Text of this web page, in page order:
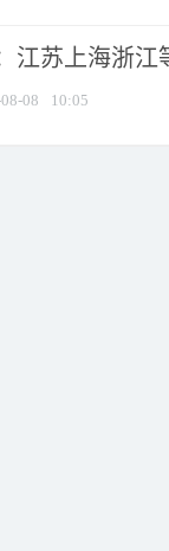
江苏上海浙江
08 10:05